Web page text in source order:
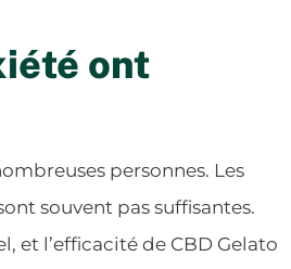
ont
personnes. Les
souvent pas suffisantes.
et l’efficacité de CBD Gelato